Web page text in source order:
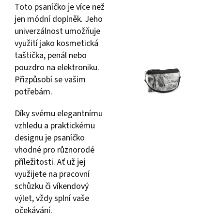
Toto psaníčko je více než
jen módní doplněk. Jeho
univerzálnost umožňuje
využití jako kosmetická
taštička, penál nebo
pouzdro na elektroniku.
Přizpůsobí se vašim
potřebám.
Díky svému elegantnímu
vzhledu a praktickému
designu je psaníčko
vhodné pro různorodé
příležitosti. Ať už jej
využijete na pracovní
schůzku či víkendový
výlet, vždy splní vaše
očekávání.